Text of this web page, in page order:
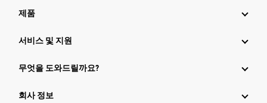
제품
서비스 및 지원
무엇을 도와드릴까요?
회사 정보